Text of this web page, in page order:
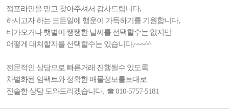
점포라인을 믿고 찾아주셔서 감사드립니다,
하시고자 하는 모든일에 행운이 가득하기를 기원합니다,
비가오거나 햇볕이 쨍쨍한 날씨를 선택할수는 없지만
어떻게 대처할지를 선택할수는 있습니다,~~~^^
전문적인 상담으로 빠른거래 진행될수 있도록
차별화된 임팩트와 정확한 매물정보를토대로
진솔한 상담 도와드리겠습니다, ☎ 010-5757-5181